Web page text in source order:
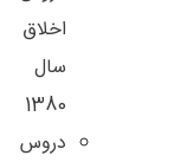
اخلاق
سال
1380
دروس